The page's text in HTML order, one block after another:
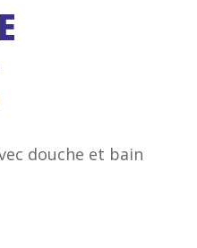
douche et bain